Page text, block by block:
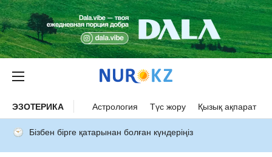
ЭЗОТЕРИКА Астрология Түс жору Қызық ақпарат
Бізбен бірге қатарынан болған күндеріңіз